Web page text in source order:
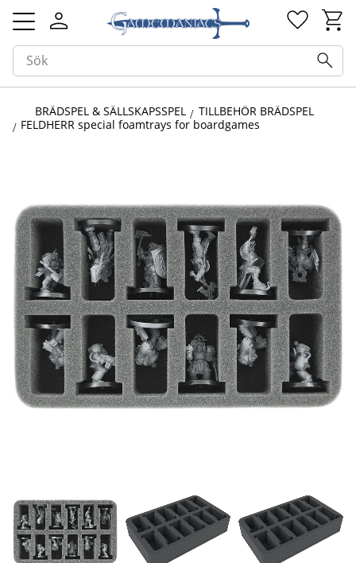
Meny
BRÄDSPEL & SÄLLSKAPSSPEL
TILLBEHÖR BRÄDSPEL
FELDHERR special foamtrays for boardgames